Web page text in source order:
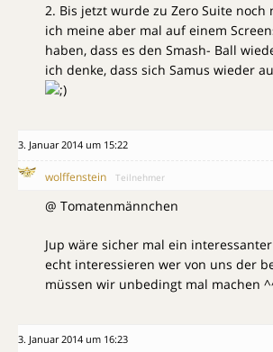
2. Bis jetzt wurde zu Zero Suite noch
ich meine aber mal auf einem
haben, dass es den Smash- Ball
ich denke, dass sich Samus wieder
3. Januar 2014 um 15:22
wolffenstein Teilnehmer
@ Tomatenmännchen
Jup wäre sicher mal ein
echt interessieren wer von uns der
müssen wir unbedingt mal machen
3. Januar 2014 um 16:23